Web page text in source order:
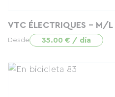
VTC ÉLECTRIQUES - M/L
Desde 35.00 € / día